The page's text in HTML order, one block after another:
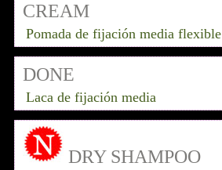
CREAM
Pomada de fijación media flexible
DONE
Laca de fijación media
DRY SHAMPOO